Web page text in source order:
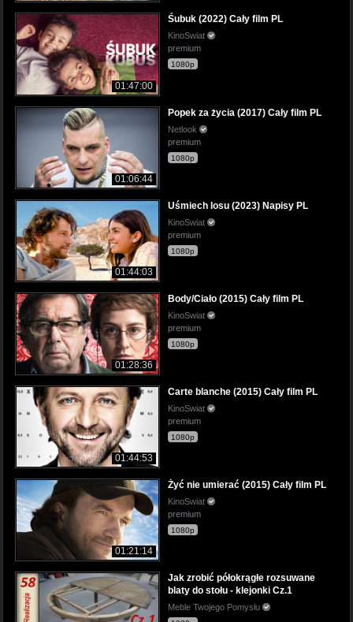
01:47:00
Śubuk (2022) Cały film PL
KinoSwiat
premium
1080p
01:06:44
Popek za życia (2017) Cały film PL
Netlook
premium
1080p
01:44:03
Uśmiech losu (2023) Napisy PL
KinoSwiat
premium
1080p
01:28:36
Body/Ciało (2015) Cały film PL
KinoSwiat
premium
1080p
01:44:53
Carte blanche (2015) Cały film PL
KinoSwiat
premium
1080p
01:21:14
Żyć nie umierać (2015) Cały film PL
KinoSwiat
premium
1080p
Jak zrobić półokrągłe rozsuwane
blaty do stołu - klejonki Cz.1
Meble Twojego Pomysłu